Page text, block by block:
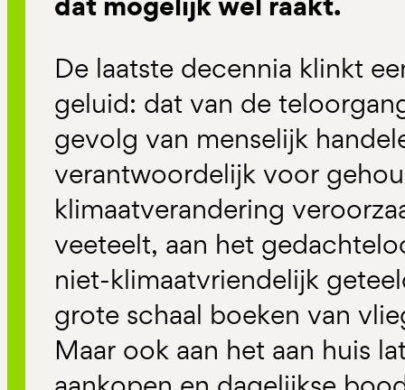
De laatste decennia klinkt
geluid: dat van de
gevolg van menselijk
verantwoordelijk voor
klimaatverandering
veeteelt, aan het
niet-klimaatvriendelijk
grote schaal boeken van
Maar ook aan het aan huis